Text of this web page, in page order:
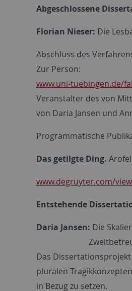
Abgeschlossene
Florian Nieser: Die
Abschluss des
Zur Person:
www.uni-tuebingen.de/
Veranstalter des von
von Daria Jansen und
Programmatische
Das getilgte Ding.
www.degruyter.com/
Entstehende
Daria Jansen: Die
Zweitbetreuung:
Das
pluralen
in Bezug zu setzen.